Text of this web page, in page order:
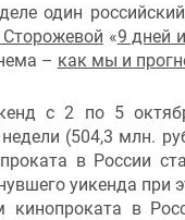
один
«9 дней
– как мы и
с 2 по 5
(504,3 млн.
в России
уикенда при
кинопроката в